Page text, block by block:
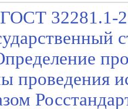
32281.1-
проведения